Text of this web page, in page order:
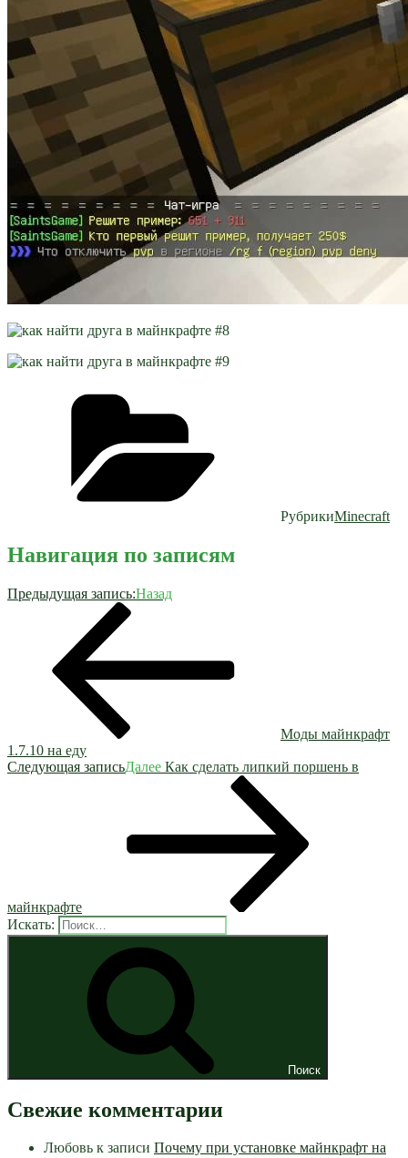
РубрикиMinecraft
Навигация по записям
Предыдущая запись:Назад
Моды майнкрафт
1.7.10 на еду
Следующая записьДалее Как сделать липкий поршень в
майнкрафте
Искать:
Поиск
Свежие комментарии
Любовь к записи Почему при установке майнкрафт на